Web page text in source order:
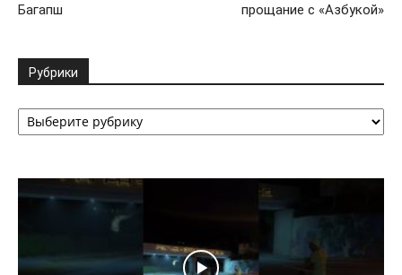
Багапш
прощание с «Азбукой»
Рубрики
Рубрики